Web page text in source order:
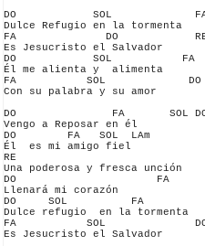
DO            SOL
Dulce Refugio en la tormenta
FA              DO
Es Jesucristo el Salvador
DO            SOL           FA
Él me alienta y  alimenta
FA           SOL             DO
Con su palabra y su amor
DO               FA       SOL
Vengo a Reposar en él
DO        FA   SOL  LAm
Él  es mi amigo fiel
RE
Una poderosa y fresca unción
DO                      FA
Llenará mi corazón
DO     SOL          FA
Dulce refugio  en la tormenta
FA           SOL
Es Jesucristo el Salvador